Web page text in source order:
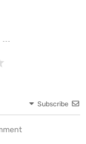
Subscribe